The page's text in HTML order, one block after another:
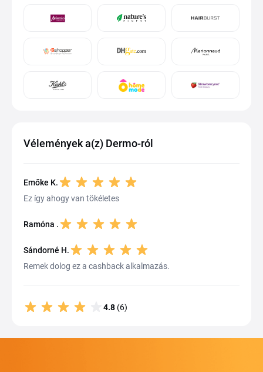
Vélemények a(z) Dermo-ról
Emőke K.
Ez így ahogy van tökéletes
Ramóna .
Sándorné H.
Remek dolog ez a cashback alkalmazás.
4.8 (6)